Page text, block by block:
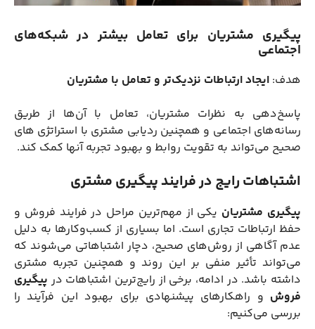
پیگیری مشتریان برای تعامل بیشتر در شبکه‌های
اجتماعی
هدف: ایجاد ارتباطات نزدیک‌تر و تعامل با مشتریان
پاسخ‌دهی به نظرات مشتریان، تعامل با آن‌ها از طریق
رسانه‌های اجتماعی و همچنین ردیابی مشتری با استراتژی های
صحیح می‌تواند به تقویت روابط و بهبود تجربه آنها کمک کند.
اشتباهات رایج در فرایند پیگیری مشتری
پیگیری مشتریان یکی از مهم‌ترین مراحل در فرایند فروش و
حفظ ارتباطات تجاری است. اما بسیاری از کسب‌وکارها به دلیل
عدم آگاهی از روش‌های صحیح، دچار اشتباهاتی می‌شوند که
می‌تواند تأثیر منفی بر این روند و همچنین تجربه مشتری
داشته باشد. در ادامه، برخی از رایج‌ترین اشتباهات در پیگیری
فروش و راهکارهای پیشنهادی برای بهبود این فرآیند را
بررسی می‌کنیم: